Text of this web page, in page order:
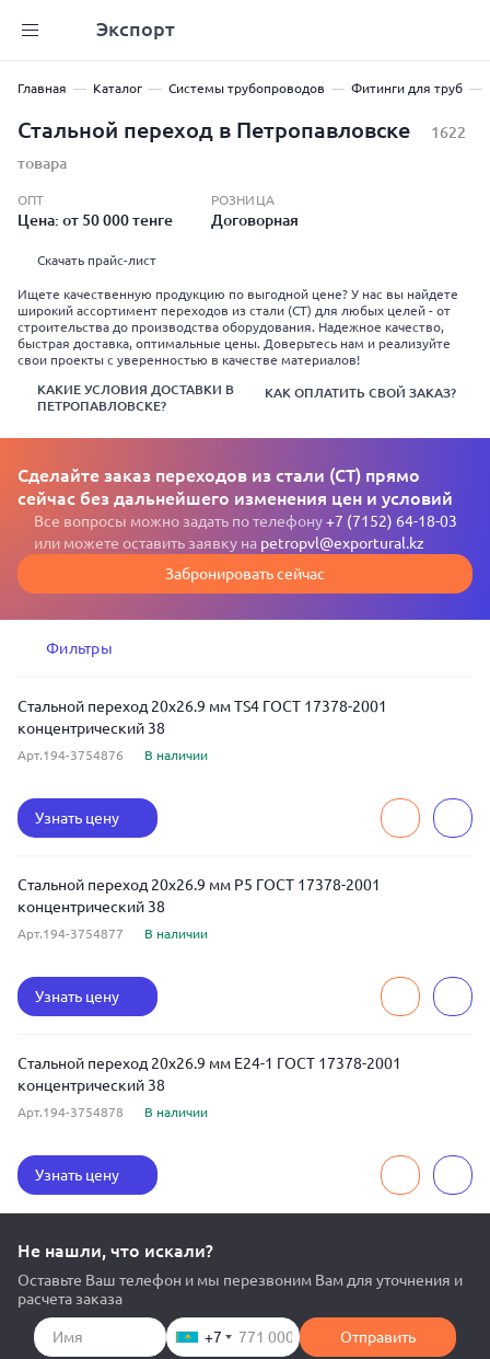
Экспорт
Главная Каталог Системы трубопроводов Фитинги для труб
Стальной переход в Петропавловске
1622
товара
ОПТ
Цена: от 50 000 тенге
РОЗНИЦА
Договорная
Скачать прайс-лист
Ищете качественную продукцию по выгодной цене? У нас вы найдете
широкий ассортимент переходов из стали (СТ) для любых целей - от
строительства до производства оборудования. Надежное качество,
быстрая доставка, оптимальные цены. Доверьтесь нам и реализуйте
свои проекты с уверенностью в качестве материалов!
КАКИЕ УСЛОВИЯ ДОСТАВКИ В
ПЕТРОПАВЛОВСКЕ?
КАК ОПЛАТИТЬ СВОЙ ЗАКАЗ?
Сделайте заказ переходов из стали (СТ) прямо
сейчас без дальнейшего изменения цен и условий
Все вопросы можно задать по телефону+7 (7152) 64-18-03
или можете оставить заявку на petropvl@exportural.kz
Забронировать сейчас
Фильтры
Стальной переход 20x26.9 мм TS4 ГОСТ 17378-2001
концентрический 38
Арт.194-3754876 В наличии
Узнать цену
Стальной переход 20x26.9 мм Р5 ГОСТ 17378-2001
концентрический 38
Арт.194-3754877 В наличии
Узнать цену
Стальной переход 20x26.9 мм Е24-1 ГОСТ 17378-2001
концентрический 38
Арт.194-3754878 В наличии
Узнать цену
Не нашли, что искали?
Оставьте Ваш телефон и мы перезвоним Вам для уточнения и
расчета заказа
+7 Отправить